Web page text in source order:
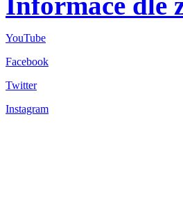
YouTube
Facebook
Twitter
Instagram